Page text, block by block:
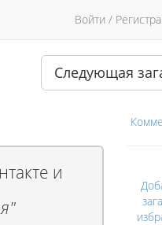
Войти /
Следующая
и